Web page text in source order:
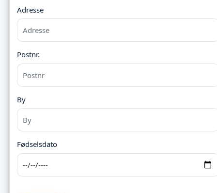
Adresse
Postnr.
By
Fødselsdato